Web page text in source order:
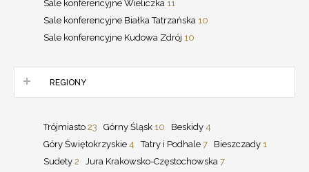
Sale konferencyjne Wieliczka 11
Sale konferencyjne Białka Tatrzańska 10
Sale konferencyjne Kudowa Zdrój 10
REGIONY
Trójmiasto 23 Górny Śląsk 10 Beskidy 4
Góry Świętokrzyskie 4 Tatry i Podhale 7 Bieszczady 1
Sudety 2 Jura Krakowsko-Częstochowska 7